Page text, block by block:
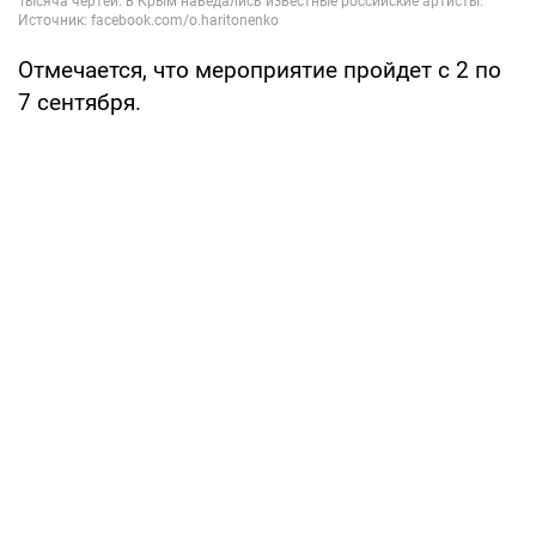
Отмечается, что мероприятие пройдет с 2 по
7 сентября.